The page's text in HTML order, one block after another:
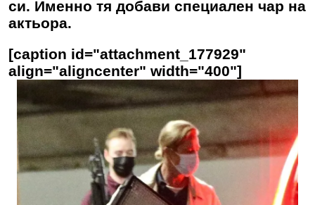
си. Именно тя добави специален чар на
актьора.
[caption id="attachment_177929"
align="aligncenter" width="400"]